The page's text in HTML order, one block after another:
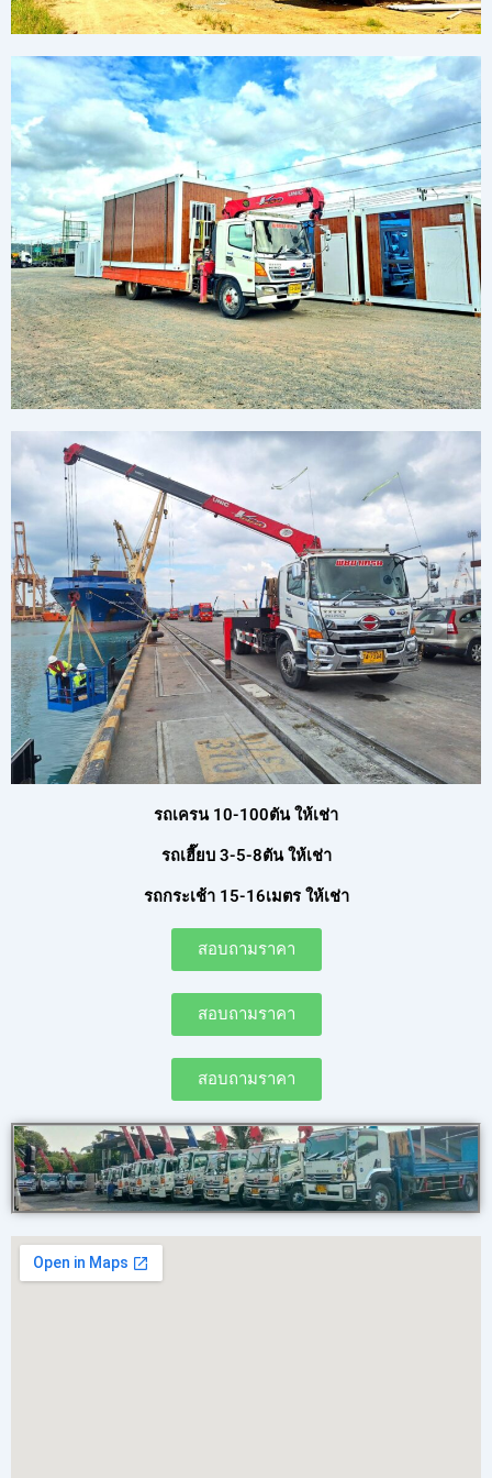
รถเครน 10-100ตัน ให้เช่า
รถเฮี๊ยบ 3-5-8ตัน ให้เช่า
รถกระเช้า 15-16เมตร ให้เช่า
สอบถามราคา
สอบถามราคา
สอบถามราคา